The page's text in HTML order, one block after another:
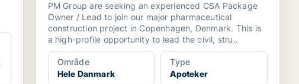
PM Group are seeking an experienced CSA Package
Owner / Lead to join our major pharmaceutical
construction project in Copenhagen, Denmark. This is
a high-profile opportunity to lead the civil, stru..
Område
Hele Danmark
Type
Apoteker